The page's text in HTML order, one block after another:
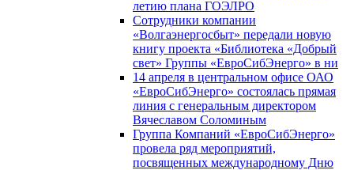
летию плана ГОЭЛРО
Сотрудники компании
«Волгаэнергосбыт» передали новую
книгу проекта «Библиотека «Добрый
свет» Группы «ЕвроСибЭнерго» в ни
14 апреля в центральном офисе ОАО
«ЕвроСибЭнерго» состоялась прямая
линия с генеральным директором
Вячеславом Соломиным
Группа Компаний «ЕвроСибЭнерго»
провела ряд мероприятий,
посвященных международному Дню